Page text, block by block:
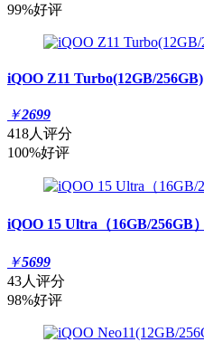
99%好评
iQOO Z11 Turbo(12GB/256GB)
￥2699
418人评分
100%好评
iQOO 15 Ultra（16GB/256GB）
￥5699
43人评分
98%好评